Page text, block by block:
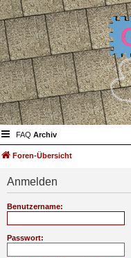
FAQ Archiv
Foren-Übersicht
Anmelden
Benutzername:
Passwort: